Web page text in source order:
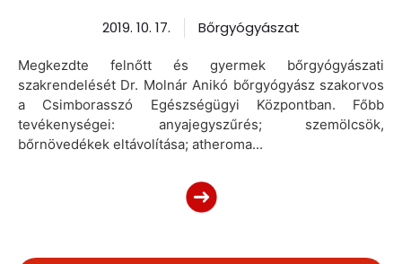
2019. 10. 17. Bőrgyógyászat
Megkezdte felnőtt és gyermek bőrgyógyászati
szakrendelését Dr. Molnár Anikó bőrgyógyász szakorvos
a Csimborasszó Egészségügyi Központban. Főbb
tevékenységei: anyajegyszűrés; szemölcsök,
bőrnövedékek eltávolítása; atheroma...